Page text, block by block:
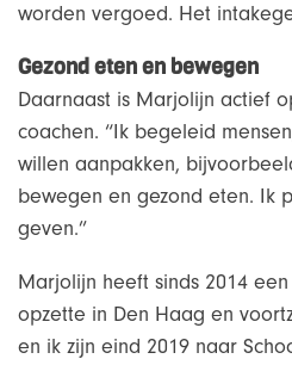
worden vergoed. Het
Gezond eten en bewegen
Daarnaast is Marjolijn actief
coachen. “Ik begeleid
willen aanpakken,
bewegen en gezond eten. Ik
geven.”
Marjolijn heeft sinds 2014
opzette in Den Haag en
en ik zijn eind 2019 naar